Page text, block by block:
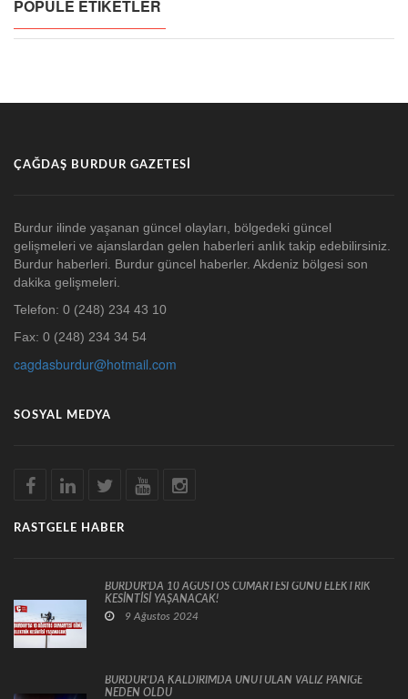
POPÜLE ETIKETLER
ÇAĞDAŞ BURDUR GAZETESI
Burdur ilinde yaşanan güncel olayları, bölgedeki güncel
gelişmeleri ve ajanslardan gelen haberleri anlık takip edebilirsiniz.
Burdur haberleri. Burdur güncel haberler. Akdeniz bölgesi son
dakika gelişmeleri.
Telefon: 0 (248) 234 43 10
Fax: 0 (248) 234 34 54
cagdasburdur@hotmail.com
SOSYAL MEDYA
RASTGELE HABER
BURDUR'DA 10 AĞUSTOS CUMARTESİ GÜNÜ ELEKTRİK
KESİNTİSİ YAŞANACAK!
9 Ağustos 2024
BURDUR’DA KALDIRIMDA UNUTULAN VALİZ PANİĞE
NEDEN OLDU